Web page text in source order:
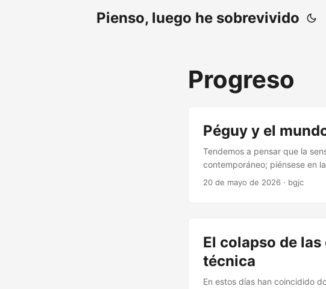
Pienso, luego he sobrevivido
Progreso
Péguy y el
Tendemos a pensar que la
contemporáneo; piénsese en
cambian demasiado rápido,
20 de mayo de 2026 · bgjc
El colapso de
técnica
En estos días han coincidido